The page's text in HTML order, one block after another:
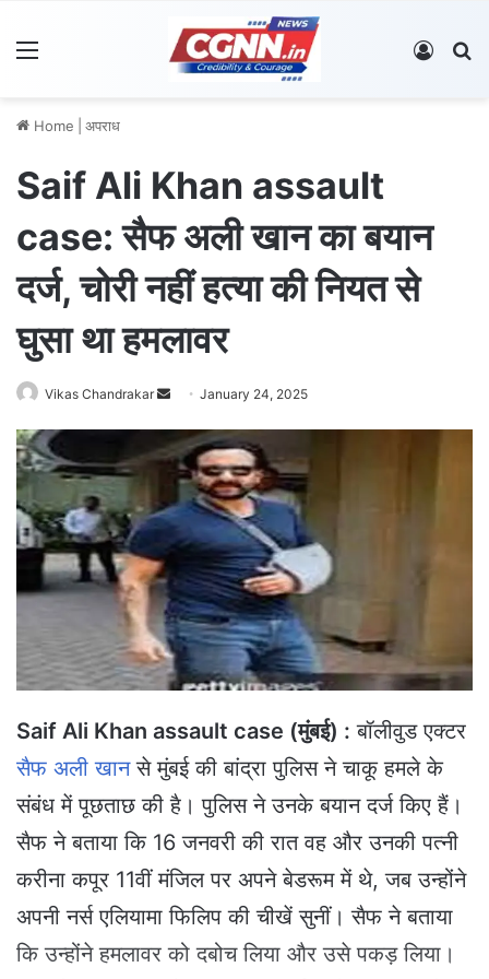
Log In
Home अपराध
Saif Ali Khan assault
case: सैफ अली खान का बयान
दर्ज, चोरी नहीं हत्या की नियत से
घुसा था हमलावर
Vikas Chandrakar
n
a
n
e
m
a
i
l
January 24, 2025
Saif Ali Khan assault case (मुंबई) : बॉलीवुड एक्टर
सैफ अली खानसे मुंबई की बांद्रा पुलिस ने चाकू हमले के
संबंध में पूछताछ की है। पुलिस ने उनके बयान दर्ज किए हैं।
सैफ ने बताया कि 16 जनवरी की रात वह और उनकी पत्नी
करीना कपूर 11वीं मंजिल पर अपने बेडरूम में थे, जब उन्होंने
अपनी नर्स एलियामा फिलिप की चीखें सुनीं। सैफ ने बताया
कि उन्होंने हमलावर को दबोच लिया और उसे पकड़ लिया।